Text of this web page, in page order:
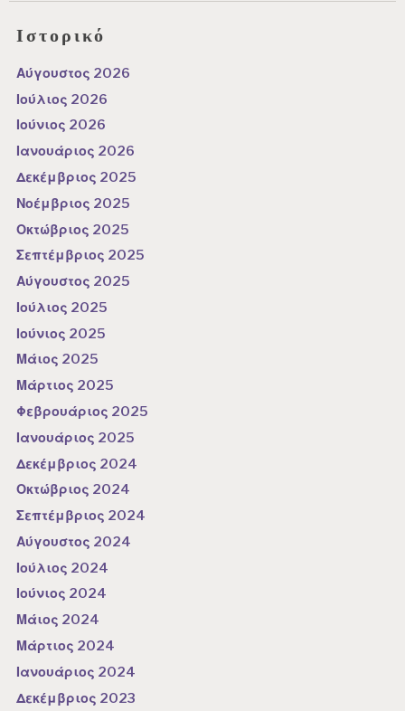
Ιστορικό
Αύγουστος 2026
Ιούλιος 2026
Ιούνιος 2026
Ιανουάριος 2026
Δεκέμβριος 2025
Νοέμβριος 2025
Οκτώβριος 2025
Σεπτέμβριος 2025
Αύγουστος 2025
Ιούλιος 2025
Ιούνιος 2025
Μάιος 2025
Μάρτιος 2025
Φεβρουάριος 2025
Ιανουάριος 2025
Δεκέμβριος 2024
Οκτώβριος 2024
Σεπτέμβριος 2024
Αύγουστος 2024
Ιούλιος 2024
Ιούνιος 2024
Μάιος 2024
Μάρτιος 2024
Ιανουάριος 2024
Δεκέμβριος 2023